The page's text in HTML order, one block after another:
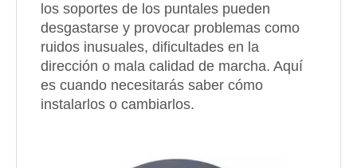
los soportes de los puntales pueden
desgastarse y provocar problemas como
ruidos inusuales, dificultades en la
dirección o mala calidad de marcha. Aquí
es cuando necesitarás saber cómo
instalarlos o cambiarlos.